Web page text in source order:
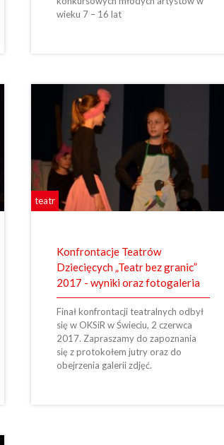
wieku 7 – 16 lat
teatr
Konfrontacje Teatrów
Dziecięcych „Teatr bez granic”
2017 - wyniki oraz fotogaleria
Finał konfrontacji teatralnych odbył
się w OKSiR w Świeciu, 2 czerwca
2017. Zapraszamy do zapoznania
się z protokołem jutry oraz do
obejrzenia galerii zdjęć.